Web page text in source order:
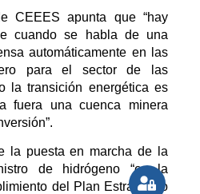
CEEES apunta que “hay
cuando se habla de una
automáticamente en las
para el sector de las
la transición energética es
fuera una cuenca minera
la puesta en marcha de la
de hidrógeno “es la
del Plan Estratégico